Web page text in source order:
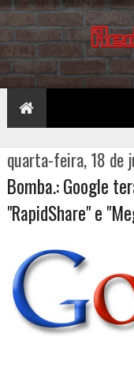
quarta-feira, 18 de
Bomba.: Google
"RapidShare" e